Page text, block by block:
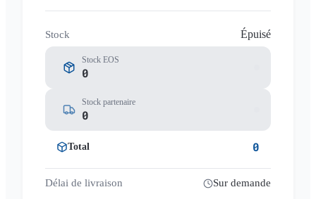
Stock Épuisé
Stock EOS
0
Stock partenaire
0
Total 0
Délai de livraison Sur demande